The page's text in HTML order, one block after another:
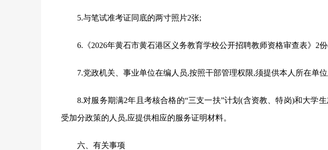
5.与笔试准考证同底的两寸照片2张;
6.《2026年黄石市黄石港区义务教育学校公开招聘教师资格审查表》2
7.党政机关、事业单位在编人员,按照干部管理权限,须提供本人所在单
8.对服务期满2年且考核合格的“三支一扶”计划(含资教、特岗)和大学
受加分政策的人员,应提供相应的服务证明材料。
六、有关事项